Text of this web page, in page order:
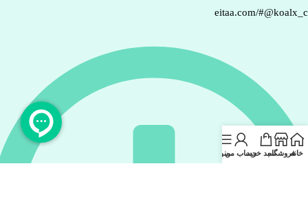
eitaa.com/
خانهفروشگاهسبد خریدحساب منمنو